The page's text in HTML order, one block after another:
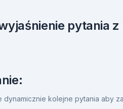
pytania
dynamicznie kolejne pytania aby